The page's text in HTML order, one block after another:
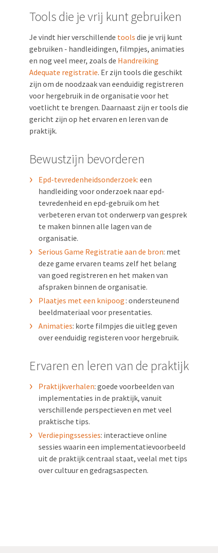
Tools die je vrij kunt gebruiken
Je vindt hier verschillende tools die je vrij kunt
gebruiken - handleidingen, filmpjes, animaties
en nog veel meer, zoals de Handreiking
Adequate registratie. Er zijn tools die geschikt
zijn om de noodzaak van eenduidig registreren
voor hergebruik in de organisatie voor het
voetlicht te brengen. Daarnaast zijn er tools die
gericht zijn op het ervaren en leren van de
praktijk.
Bewustzijn bevorderen
Epd-tevredenheidsonderzoek: een
handleiding voor onderzoek naar epd-
tevredenheid en epd-gebruik om het
verbeteren ervan tot onderwerp van gesprek
te maken binnen alle lagen van de
organisatie.
Serious Game Registratie aan de bron: met
deze game ervaren teams zelf het belang
van goed registreren en het maken van
afspraken binnen de organisatie.
Plaatjes met een knipoog: ondersteunend
beeldmateriaal voor presentaties.
Animaties: korte filmpjes die uitleg geven
over eenduidig registeren voor hergebruik.
Ervaren en leren van de praktijk
Praktijkverhalen: goede voorbeelden van
implementaties in de praktijk, vanuit
verschillende perspectieven en met veel
praktische tips.
Verdiepingssessies: interactieve online
sessies waarin een implementatievoorbeeld
uit de praktijk centraal staat, veelal met tips
over cultuur en gedragsaspecten.